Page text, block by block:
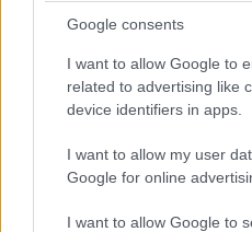
Google consents
I want to allow Google to
related to advertising like
device identifiers in apps.
I want to allow my user
Google for online
I want to allow Google to
παρέλαση των
Καβαλάρηδων
(Φωτογραφίες)
9 Αυγούστου 2026, 2:31 μμ